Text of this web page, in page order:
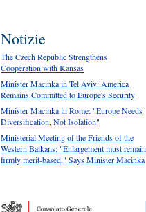
Notizie
The Czech Republic Strengthens
Cooperation with Kansas
Minister Macinka in Tel Aviv: America
Remains Committed to Europe's Security
Minister Macinka in Rome: "Europe Needs
Diversification, Not Isolation"
Ministerial Meeting of the Friends of the
Western Balkans: "Enlargement must remain
firmly merit-based," Says Minister Macinka